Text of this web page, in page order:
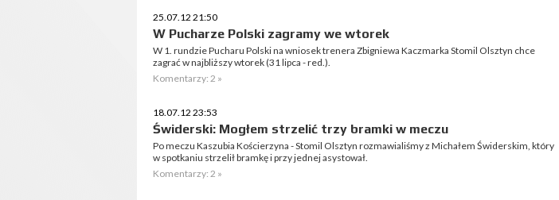
25.07.12 21:50
W Pucharze Polski zagramy we wtorek
W 1. rundzie Pucharu Polski na wniosek trenera Zbigniewa Kaczmarka Stomil Olsztyn chce
zagrać w najbliższy wtorek (31 lipca - red.).
Komentarzy: 2 »
18.07.12 23:53
Świderski: Mogłem strzelić trzy bramki w meczu
Po meczu Kaszubia Kościerzyna - Stomil Olsztyn rozmawialiśmy z Michałem Świderskim, który
w spotkaniu strzelił bramkę i przy jednej asystował.
Komentarzy: 2 »